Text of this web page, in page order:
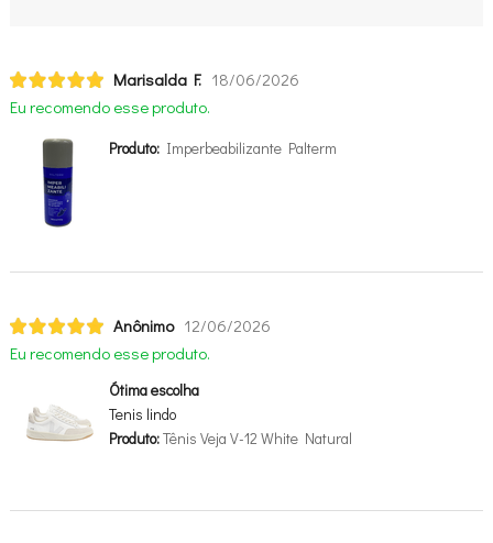
Marisalda F. 18/06/2026
Eu recomendo esse produto.
Produto:Imperbeabilizante Palterm
Anônimo 12/06/2026
Eu recomendo esse produto.
Ótima escolha
Tenis lindo
Produto:Tênis Veja V-12 White Natural